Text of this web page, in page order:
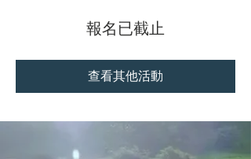
報名已截止
查看其他活動